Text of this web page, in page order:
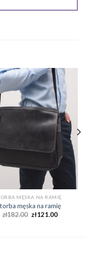
MĘSKA NA RAMIĘ
torba męska na ramię
zł182.00 zł121.00